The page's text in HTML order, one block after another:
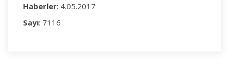
Haberler: 4.05.2017
Sayı: 7116